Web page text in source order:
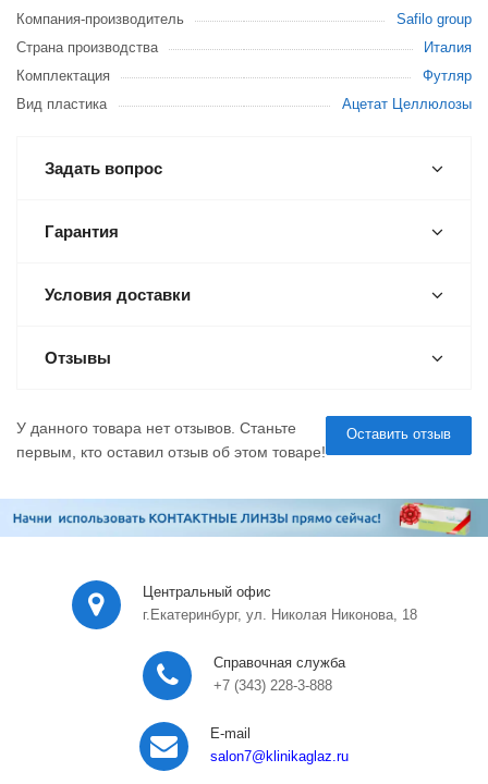
Компания-производитель
Safilo group
Страна производства
Италия
Комплектация
Футляр
Вид пластика
Ацетат Целлюлозы
Задать вопрос
Гарантия
Условия доставки
Отзывы
Оставить отзыв
У данного товара нет отзывов. Станьте
первым, кто оставил отзыв об этом товаре!
Центральный офис
г.Екатеринбург, ул. Николая Никонова, 18
Справочная служба
+7 (343) 228-3-888
E-mail
salon7@klinikaglaz.ru